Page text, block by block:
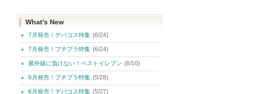
What's New
7月発売！デパコス特集 (6/24)
7月発売！プチプラ特集 (6/24)
紫外線に負けない！ベストイレブン (6/10)
6月発売！プチプラ特集 (5/28)
6月発売！デパコス特集 (5/27)